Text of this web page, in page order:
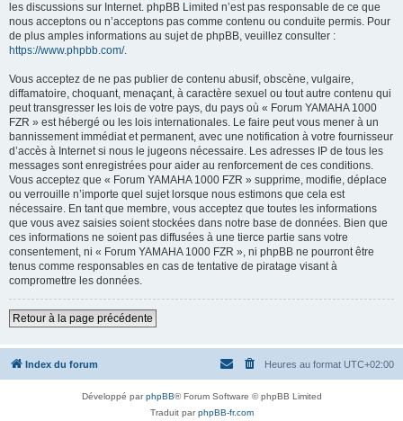
les discussions sur Internet. phpBB Limited n’est pas responsable de ce que
nous acceptons ou n’acceptons pas comme contenu ou conduite permis. Pour
de plus amples informations au sujet de phpBB, veuillez consulter :
https://www.phpbb.com/.
Vous acceptez de ne pas publier de contenu abusif, obscène, vulgaire,
diffamatoire, choquant, menaçant, à caractère sexuel ou tout autre contenu qui
peut transgresser les lois de votre pays, du pays où « Forum YAMAHA 1000
FZR » est hébergé ou les lois internationales. Le faire peut vous mener à un
bannissement immédiat et permanent, avec une notification à votre fournisseur
d’accès à Internet si nous le jugeons nécessaire. Les adresses IP de tous les
messages sont enregistrées pour aider au renforcement de ces conditions.
Vous acceptez que « Forum YAMAHA 1000 FZR » supprime, modifie, déplace
ou verrouille n’importe quel sujet lorsque nous estimons que cela est
nécessaire. En tant que membre, vous acceptez que toutes les informations
que vous avez saisies soient stockées dans notre base de données. Bien que
ces informations ne soient pas diffusées à une tierce partie sans votre
consentement, ni « Forum YAMAHA 1000 FZR », ni phpBB ne pourront être
tenus comme responsables en cas de tentative de piratage visant à
compromettre les données.
Retour à la page précédente
Index du forum Heures au format UTC+02:00
Développé parphpBB® Forum Software © phpBB Limited
Traduit parphpBB-fr.com